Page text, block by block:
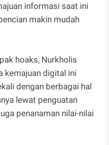
informasi saat ini
makin mudah
hoaks, Nurkholis
kemajuan digital ini
dengan berbagai hal
lewat penguatan
penanaman nilai-nilai